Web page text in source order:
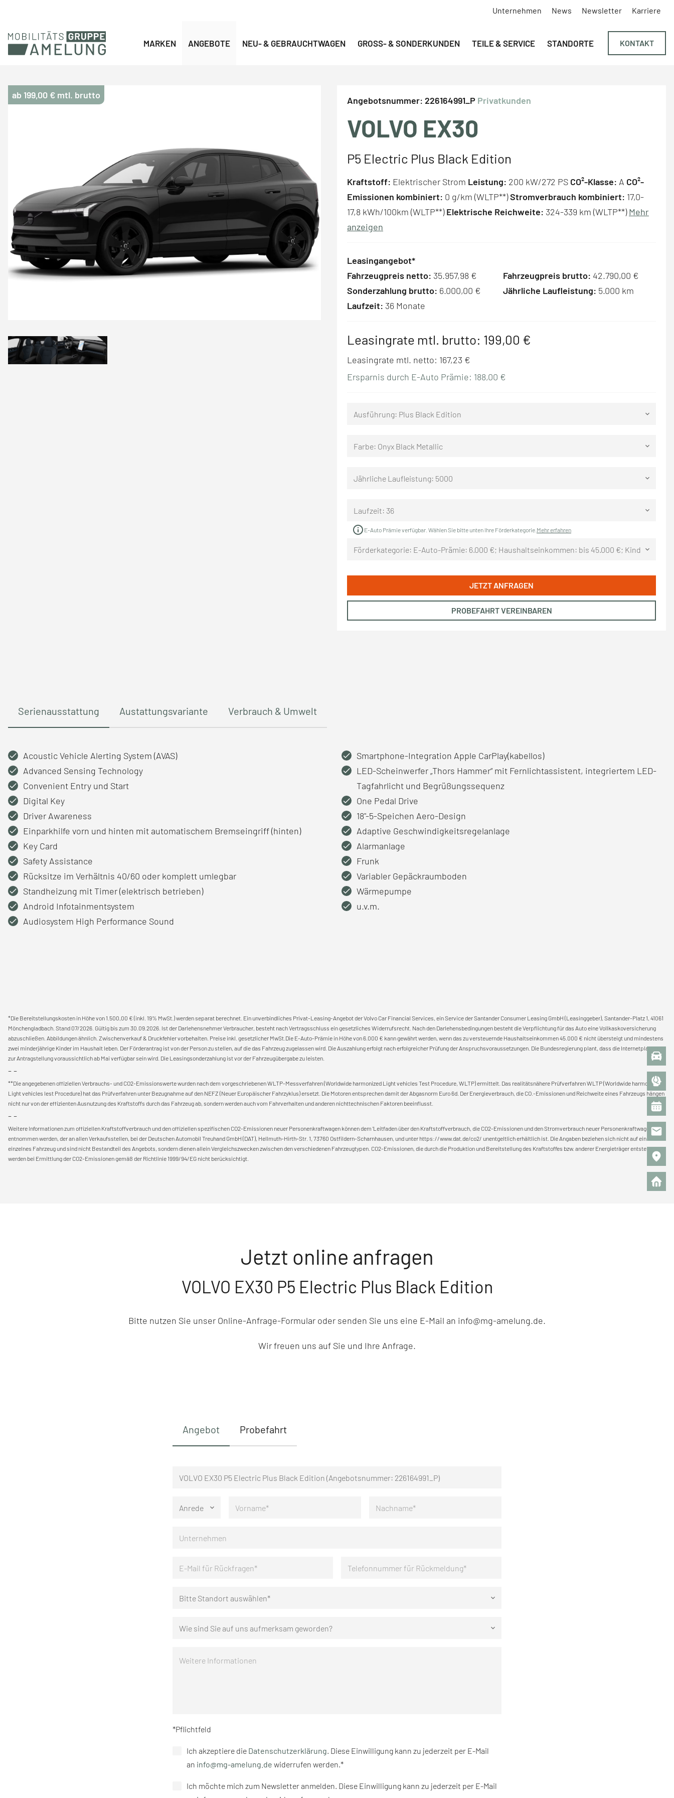
Navigation überspringen
Unternehmen News Newsletter Karriere
MARKEN
ANGEBOTE NEU- & GEBRAUCHTWAGEN GROSS- & SONDERKUNDEN TEILE & SERVICE STANDORTE KONTAKT
ab 199,00 € mtl. brutto Angebotsnummer: 226164991_P Privatkunden
VOLVO EX30
P5 Electric Plus Black Edition
Kraftstoff: Elektrischer Strom Leistung: 200 kW/272 PS CO²-Klasse: A CO²-
Emissionen kombiniert: 0 g/km (WLTP**)Stromverbrauch kombiniert: 17,0-
17,8 kWh/100km (WLTP**)Elektrische Reichweite: 324-339 km (WLTP**) Mehr
anzeigen
Leasingangebot*
Fahrzeugpreis netto: 35.957,98 € Fahrzeugpreis brutto: 42.790,00 €
Sonderzahlung brutto: 6.000,00 € Jährliche Laufleistung: 5.000 km
Laufzeit: 36 Monate
Leasingrate mtl. brutto: 199,00 €
Leasingrate mtl. netto: 167,23 €
Ersparnis durch E-Auto Prämie: 188,00 €
Ausführung: Plus Black Edition keyboard_arrow_down
Farbe: Onyx Black Metallic keyboard_arrow_down
Jährliche Laufleistung: 5000 keyboard_arrow_down
Laufzeit: 36 keyboard_arrow_down
info E-Auto Prämie verfügbar. Wählen Sie bitte unten Ihre Förderkategorie. Mehr erfahren
Förderkategorie: E-Auto-Prämie: 6.000 €; Haushaltseinkommen: bis 45.000 €; Kinder: 2+
keyboard_arrow_down
JETZT ANFRAGEN
PROBEFAHRT VEREINBAREN
Serienausstattung Austattungsvariante Verbrauch & Umwelt
Acoustic Vehicle Alerting System (AVAS)
Advanced Sensing Technology
Convenient Entry und Start
Digital Key
Driver Awareness
Einparkhilfe vorn und hinten mit automatischem Bremseingriff (hinten)
Key Card
Safety Assistance
Rücksitze im Verhältnis 40/60 oder komplett umlegbar
Standheizung mit Timer (elektrisch betrieben)
Android Infotainmentsystem
Audiosystem High Performance Sound
Smartphone-Integration Apple CarPlay(kabellos)
LED-Scheinwerfer „Thors Hammer“ mit Fernlichtassistent, integriertem LED-
Tagfahrlicht und Begrüßungssequenz
One Pedal Drive
18"-5-Speichen Aero-Design
Adaptive Geschwindigkeitsregelanlage
Alarmanlage
Frunk
Variabler Gepäckraumboden
Wärmepumpe
u.v.m.
*Die Bereitstellungskosten in Höhe von 1.500,00 € (inkl. 19% MwSt.) werden separat berechnet. Ein unverbindliches Privat-Leasing-Angebot der Volvo Car Financial Services, ein Service der Santander Consumer Leasing GmbH (Leasinggeber), Santander-Platz 1, 41061
Mönchengladbach. Stand 07/2026. Gültig bis zum 30.09.2026. Ist der Darlehensnehmer Verbraucher, besteht nach Vertragsschluss ein gesetzliches Widerrufsrecht. Nach den Darlehensbedingungen besteht die Verpflichtung für das Auto eine Vollkaskoversicherung
abzuschließen. Abbildungen ähnlich. Zwischenverkauf & Druckfehler vorbehalten. Preise inkl. gesetzlicher MwSt.Die E-Auto-Prämie in Höhe von 6.000 € kann gewährt werden, wenn das zu versteuernde Haushaltseinkommen 45.000 € nicht übersteigt und mindestens
zwei minderjährige Kinder im Haushalt leben. Der Förderantrag ist von der Person zu stellen, auf die das Fahrzeug zugelassen wird. Die Auszahlung erfolgt nach erfolgreicher Prüfung der Anspruchsvoraussetzungen. Die Bundesregierung plant, dass die Internetplattform
zur Antragstellung voraussichtlich ab Mai verfügbar sein wird. Die Leasingsonderzahlung ist vor der Fahrzeugübergabe zu leisten.
- -
**Die angegebenen offiziellen Verbrauchs- und CO2-Emissionswerte wurden nach dem vorgeschriebenen WLTP-Messverfahren (Worldwide harmonized Light vehicles Test Procedure, WLTP) ermittelt. Das realitätsnähere Prüfverfahren WLTP (Worldwide harmonized
Light vehicles lest Procedure) hat das Prüfverfahren unter Bezugnahme auf den NEFZ (Neuer Europäischer Fahrzyklus) ersetzt. Die Motoren entsprechen damit der Abgasnorm Euro 6d. Der Energieverbrauch, die CO.-Emissionen und Reichweite eines Fahrzeugs hängen
nicht nur von der effizienten Ausnutzung des Kraftstoffs durch das Fahrzeug ab, sondern werden auch vom Fahrverhalten und anderen nichttechnischen Faktoren beeinflusst.
- -
Weitere Informationen zum offiziellen Kraftstoffverbrauch und den offiziellen spezifischen CO2-Emissionen neuer Personenkraftwagen können dem 'Leitfaden über den Kraftstoffverbrauch, die CO2-Emissionen und den Stromverbrauch neuer Personenkraftwagen'
entnommen werden, der an allen Verkaufsstellen, bei der Deutschen Automobil Treuhand GmbH (DAT), Hellmuth-Hirth-Str. 1, 73760 Ostfildern-Scharnhausen, und unter https://www.dat.de/co2/ unentgeltlich erhältlich ist. Die Angaben beziehen sich nicht auf ein
einzelnes Fahrzeug und sind nicht Bestandteil des Angebots, sondern dienen allein Vergleichszwecken zwischen den verschiedenen Fahrzeugtypen. CO2-Emissionen, die durch die Produktion und Bereitstellung des Kraftstoffes bzw. anderer Energieträger entstehen,
werden bei Ermittlung der CO2-Emissionen gemäß der Richtlinie 1999/94/EG nicht berücksichtigt.
Jetzt online anfragen
VOLVO EX30 P5 Electric Plus Black Edition
Bitte nutzen Sie unser Online-Anfrage-Formular oder senden Sie uns eine E-Mail an info@mg-amelung.de.
Wir freuen uns auf Sie und Ihre Anfrage.
Angebot Probefahrt
Anrede keyboard_arrow_down
Bitte Standort auswählen* keyboard_arrow_down
Wie sind Sie auf uns aufmerksam geworden? keyboard_arrow_down
*Pflichtfeld
Ich akzeptiere die Datenschutzerklärung. Diese Einwilligung kann zu jederzeit per E-Mail
an info@mg-amelung.de widerrufen werden.*
Ich möchte mich zum Newsletter anmelden. Diese Einwilligung kann zu jederzeit per E-Mail